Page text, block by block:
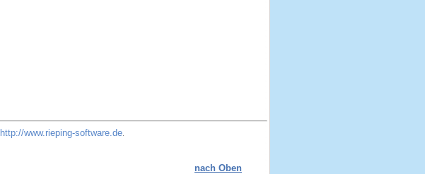
http://www.rieping-software.de
nach Oben